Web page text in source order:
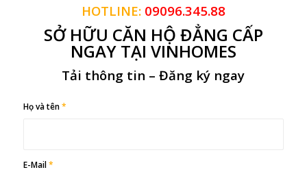
HOTLINE: 09096.345.88
SỞ HỮU CĂN HỘ ĐẲNG CẤP
NGAY TẠI VINHOMES
Tải thông tin – Đăng ký ngay
Họ và tên*
E-Mail*